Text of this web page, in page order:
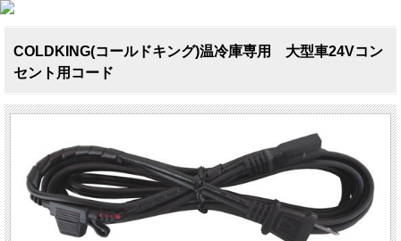
COLDKING(コールドキング)温冷庫専用 大型車24Vコン
セント用コード